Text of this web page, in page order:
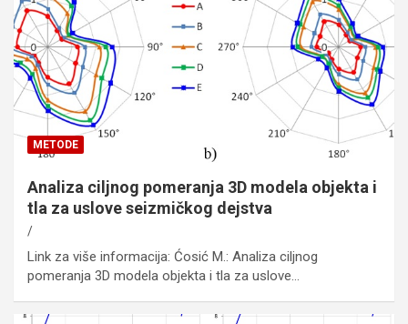
METODE
Analiza ciljnog pomeranja 3D modela objekta i
tla za uslove seizmičkog dejstva
Link za više informacija: Ćosić M.: Analiza ciljnog
pomeranja 3D modela objekta i tla za uslove…